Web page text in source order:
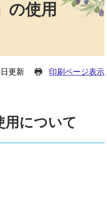
の使用
更新 印刷ページ表示
用について